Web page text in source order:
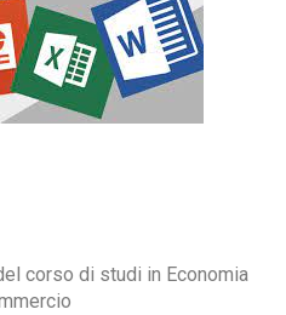
corso di studi in Economia